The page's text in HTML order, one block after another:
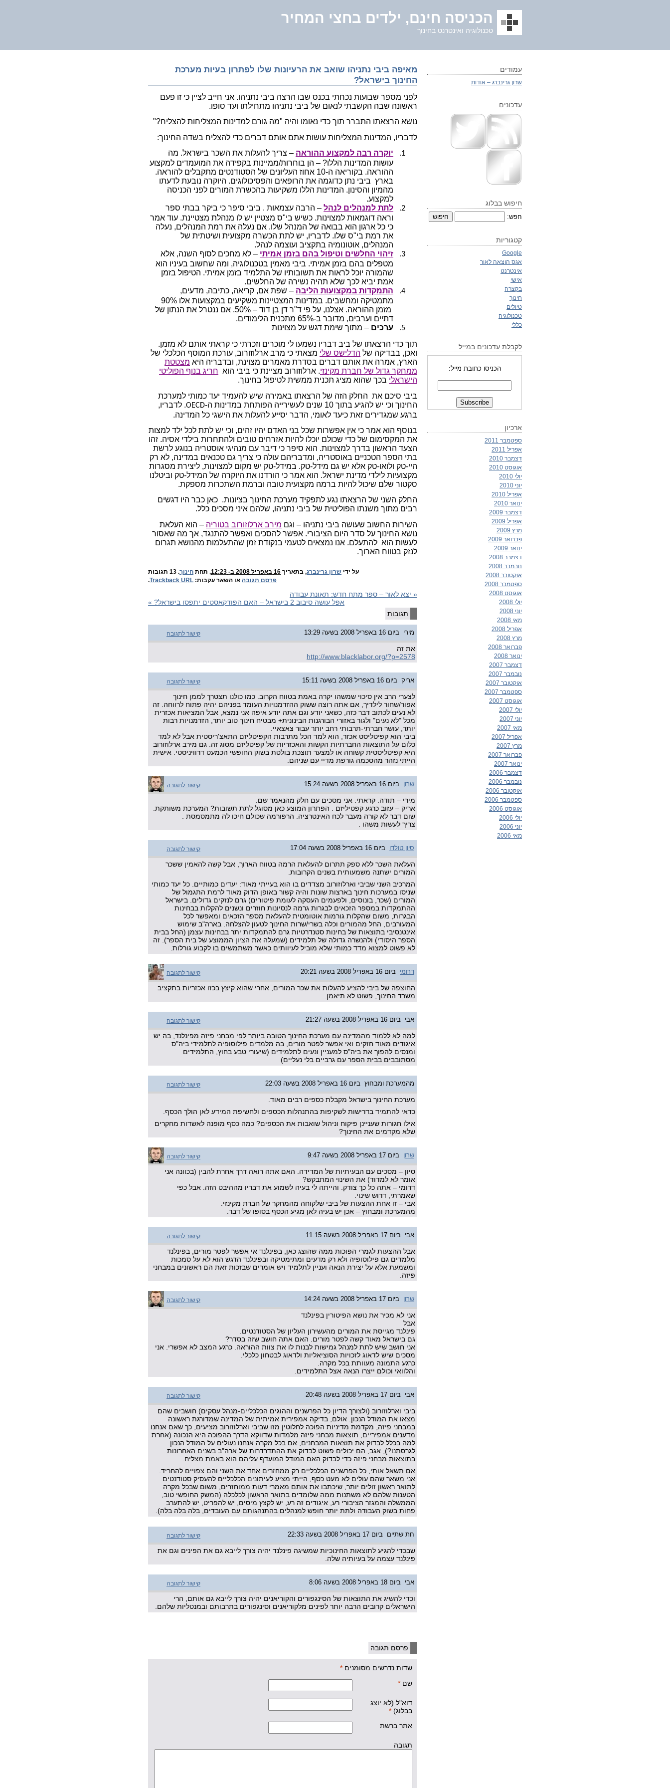
הכניסה חינם, ילדים בחצי המחיר
טכנולוגיה ואינטרנט בחינוך
מאיפה ביבי נתניהו שואב את הרעיונות שלו לפתרון בעיות מערכת
החינוך בישראל?
לפני מספר שבועות נכחתי בכנס שבו הרצה ביבי נתניהו. אני חייב לציין כי זו פעם
ראשונה שבה הקשבתי לנאום של ביבי נתניהו מתחילתו ועד סופו.
נושא הרצאתו התברר תוך כדי נאומו והיה "מה גורם למדינות המצליחות להצליח?"
לדבריו, המדינות המצליחות עושות אתם אותם דברים כדי להצליח בשדה החינוך:
1. יוקרה רבה למקצוע ההוראה – צריך להעלות את השכר בישראל. מה
עושות המדינות הללו? – הן בוחרות/ממיינות בקפידה את המועמדים למקצוע
ההוראה. בקוריאה ה-10 אחוז העליונים של הסטודנטים מתקבלים להוראה.
בארץ ביבי נתן כדוגמה את הרופאים והפסיכולוגים. היוקרה נובעת לדעתו
מהמיון והסינון. המדינות הללו משקיעות בהכשרת המורים לפני הכניסה
למקצוע.
2. לתת למנהלים לנהל – הרבה עצמאות . ביבי סיפר כי ביקר בבתי ספר
וראה דוגמאות למצוינות. כשיש בי"ס מצטיין יש לו מנהלת מצטיינת. עוד אמר
כי כל ארגון הוא בבואה של המנהל שלו. אם נעלה את רמת המנהלים, נעלה
את רמת בי"ס שלו. לדבריו, יש לתת הכשרה מקצועית ושיטתית של
המנהלים, אוטונומיה בתקציב ועוצמה לנהל.
3. זיהוי החלשים וטיפול בהם בזמן אמיתי – לא מחכים לסוף השנה, אלא
מטפלים בהם בזמן אמיתי. ביבי מאמין בטכנולוגיה, ומה שחשוב בעיניו הוא
שהמורה יוכל לראות את תשובותיו של התלמיד בזמן אמיתי. הטיפול בזמן
אמת יביא לכך שלא תהיה נשירה של החלשים.
4. התמקדות במקצועות הליבה – שפת אם, קריאה, כתיבה, מדעים,
מתמטיקה ומחשבים. במדינות המצטיינות משקיעים במקצועות אלו 90%
מזמן ההוראה. אצלנו, על פי ד"ר דן בן דוד – 50%. אם ננטרל את הנתון של
דתיים וערבים, מדובר ב-65% מתכנית הלימודים.
5. ערכים – מתוך שימת דגש על מצוינות
תוך כדי הרצאתו של ביב דבריו נשמעו לי מוכרים וזכרתי כי קראתי אותם לא מזמן.
ואכן, בבדיקה של הדלישס שלי מצאתי כי מרב ארלוזורוב, עורכת המוסף הכלכלי של
הארץ, אמרה את אותם דברים בסדרת מאמרים מצוינת, ובדבריה היא מצטטת
ממחקר גדול של חברת מקינזי. ארלוזורוב מציינת כי ביבי הוא חריג בנוף הפוליטי
הישראלי בכך שהוא מציג תכנית ממשית לטיפול בחינוך.
ביבי סיכם את החלק הזה של הרצאתו באמירה שיש להעמיד יעד כמותי למערכת
החינוך וכי יש להגיע בתוך 10 שנים לעשירייה הפותחת במדינות ה-
OECD. לדבריו,
ברגע שמגדירים זאת כיעד לאומי, הדבר יסייע להעלות את הישגי כל המדינה.
בנוסף הוא אמר כי אין אפשרות שכל בני האדם יהיו זהים, וכי יש לתת לכל ילד למצות
את המקסימום של כדי שכולם יוכלו להיות אזרחים טובים ולהתחרות בילדי אסיה. זהו
הצעד הראשון בדרך למצוינות. הוא סיפר כי דיבר עם מנהיגי אוסטריה בנוגע לרשת
בתי הספר הטכניים באוסטריה, ומדבריהם עולה כי צריך גם טכנאים במדינה, לא רק
היי-טק ולואו-טק אלא יש גם מידל-טק. במידל-טק יש מקום למצוינות, ליצירת מסגרות
מקצועיות לילדי מדינת ישראל. הוא אמר כי הורדנו את היוקרה של המידל-טק וביטלנו
סקטור שלם שיכול להיות ברמה מקצועית טובה וברמת השתכרות מספקת.
החלק השני של הרצאתו נגע לתפקיד מערכת החינוך בציונות. כאן כבר היו דגשים
רבים מתוך משנתו הפוליטית של ביבי נתניהו, שלהם איני מסכים כלל.
השירות החשוב שעושה ביבי נתניהו – וגם מירב ארלוזורוב בטוריה – הוא העלאת
נושא החינוך על סדר היום הציבורי. אפשר להסכים ואפשר להתנגד, אך מה שאסור
לעשות הוא להתעלם. אנו נמצאים לטעמי בנקודת זמן שהתעלמות מהנושא תגרום
לנזק בטווח הארוך.
על ידי שרון גרינברג, בתאריך 16 באפריל 2008 ב- 12:23 , תחת חינוך. 13 תגובות
פרסם תגובה או השאר עקבות: Trackback URL
.
« יצא לאור – ספר מתח חדש: תאונת עבודה
אפל עושה סיבוב 2 בישראל – האם הפודקאסטים יתפסו בישראל?
»
תגובות
מירי ביום 16 באפריל 2008 בשעה 13:29 קישור לתגובה
את זה
http://www.blacklabor.org/?p=2578
אריק ביום 16 באפריל 2008 בשעה 15:11 קישור לתגובה
לצערי הרב אין סיכוי שמשהו יקרה באמת בטווח הקרוב. כמו כולנו תצטרך לממן חינוך
אפור/שחור לילדיך, אם אתה רוצה ששוק ההזדמנויות העומד בפניהם יהיה פתוח לרווחה. זה
לא נעים לכתוב דבר כזה, כשאני יודע וגם אתה יודע איפה אני נמצא, אבל המציאות אכזרית
מכל "לא נעים" ולגור באזורי הבורגנות הבינונית+ מבטיח חינוך טוב יותר, הזדמנויות רבות
יותר, עושר חברתי-תרבותי רחב יותר עבור צאצאיי.
ביבי הוא קפיטליסט אכזר, הוא למד הכל מתרבות הקפיטליזם התאצ'ריסטית אבל לא למד
כלום על התוצאות החברתיות הקשות והאכזריות של קפיטליזם מסוג זה. גם מירב ארלוזורוב
היא קפיטליסטית קשוחה או למצער תוצכת בולטת בשוק החופשי הכמעט דרוויניסטי. אישית
הייתי נזהר מהסכמה גורפת מדיי עם שניהם.
שרון ביום 16 באפריל 2008 בשעה 15:24 קישור לתגובה
מירי – תודה. קראתי. אני מסכים עם חלק מהנאמר שם.
אריק – עזוב כרגע קפטיליזם . הפתרון המוצע כאן מסוגל לתת תשובות? המערכת משותקת.
שום דבר לא קורה מעבר לכח האינטרציה. הרפורמה שכולם חיכו לה מתמסמסת .
צריך לעשות משהו .
סיון טולדו ביום 16 באפריל 2008 בשעה 17:04 קישור לתגובה
העלאת השכר ללא ספק תתרום להעלאת הרמה בטווח הארוך, אבל קשה להאמין ששכר
המורים ישתנה משמעותית בשנים הקרובות.
המרכיב השני שביבי וארלוזורוב מצדדים בו הוא בעייתי מאוד: יעדים כמותיים. כל יעד כמותי
שניסו במערכות חינוך בארצות שונות והיה קשור באופן הדוק מאוד לרמת התגמול של
המורים (שכר, בונוסים, ולפעמים העסקה לעומת פיטורים) גרם לנזקים גדולים. בישראל
ההתמקדות במספר הזכאים לבגרות גרמה לנסיונות חוזרים ונשנים להקלות בבחינות
הבגרות, משום שהקלות גורמות אוטומטית להעלאת מספר הזכאים ומאפשר לכל
המעורבים, החל מהמורים וכלה בשרי/שרות החינוך לטעון להצלחה. בארה"ב שימוש
אינטנסיבי בתוצאות של בחינות סטנדרטיות גרם להתמקדות יתר בבחינות עצמן (החל בבית
הספר היסודי) ולהנשרה גדולה של תלמידים (שמעלה את הציון הממוצע של בית הספר). זה
לא פשוט למצוא מדד כמותי שלא מוביל לעיוותים כאשר משתמשים בו לקבוע גורלות.
דרומי ביום 16 באפריל 2008 בשעה 20:21 קישור לתגובה
החוצפה של ביבי להציע להעלות את שכר המורים, אחרי שהוא קיצץ בכזו אכזריות בתקציב
משרד החינוך, פשוט לא תיאמן.
אבי ביום 16 באפריל 2008 בשעה 21:27 קישור לתגובה
למה לא ללמוד מהמדינה עם מערכת החינוך הטובה ביותר לפי מבחני פיזה מפינלנד, בה יש
איגודים מאוד חזקים ואי אפשר לפטר מורים, בה מלמדים פילוסופיה לתלמידי ביה"ס
ומנסים להפוך את ביה"ס למעניין ונעים לתלמידים (שיעורי טבע בחוץ, התלמידים
מסתובבים בבית הספר עם גרביים בלי נעליים)
מהמערכת ומבחוץ ביום 16 באפריל 2008 בשעה 22:03 קישור לתגובה
מערכת החינוך בישראל מקבלת כספים רבים מאוד.
כדאי להתמיד בדרישות לשקיפות בהתנהלות הכספים ולחשיפת המידע לאן הולך הכסף.
אילו חגורות שעניינן פיקוח וניהול שואבות את הכספים? כמה כסף מופנה לאשדות מחקרים
שלא מקדמים את החינוך?
שרון ביום 17 באפריל 2008 בשעה 9:47 קישור לתגובה
סיון – מסכים עם הבעיתיות של המדידה. האם אתה רואה דרך אחרת להבין (בכוונה אני
אומר לא למדוד) את השינוי המתבקש?
דרומי – אתה כל כך צודק. והייתה לי בעיה לשמוע את דבריו מההיבט הזה. אבל כפי
שאמרתי, דרוש שינוי.
אבי – זו אחת ההצעות של ביבי שלקוחה מהמחקר של חברת מקינזי.
מהמערכת ומבחוץ – אכן יש בעיה לאן מגיע הכסף בסופו של דבר.
אבי ביום 17 באפריל 2008 בשעה 11:15 קישור לתגובה
אבל ההצעות לגמרי הפוכות ממה שהוצג כאן, בפינלנד אי אפשר לפטר מורים, בפינלנד
מלמדים גם פילוסופיה ולא רק מדעים ומתימטיקה ובפינלנד הדגש הוא לא על סמכות
ומשמעת אלא על יצירת הנאה ועניין לתלמיד ויש אומרים שבזכות זאת הם ראשונים במבחני
פיזה.
שרון ביום 17 באפריל 2008 בשעה 14:24 קישור לתגובה
אני לא מכיר את נושא הפיטורין בפינלנד
אבל
פינלנד מגייסת את המורים מהעשירון העליון של הסטודנטים.
גם בישראל מאוד קשה לפטר מורים. האם אתה חושב שזה בסדר?
אני חושב שיש לתת למנהל גמישות לבנות לו את צוות ההוראה. כרגע המצב לא אפשרי. אני
מסכים שיש לדאוג לזכויות הסוציאליות ולדאוג לבטחון כלכלי.
כרגע התמונה מעוותת בכל מקרה.
והלוואי וכולם ייצרו הנאה אצל התלמידים.
אבי ביום 17 באפריל 2008 בשעה 20:48 קישור לתגובה
ביבי וארלוזורוב (ולצורך הדיון כל הפרשנים וההוגים הכלכליים-מנהל עסקים) חושבים שהם
מצאו את המודל הנכון. אולם, בדיקה אמפירית אמיתית של המדינה שמדורגת ראשונה
במבחני פיזה, מקדמת מדיניות הפוכה לחלוטין מזו שביבי וארלוזורוב מציעים, כך שאם אנחנו
מדענים אמפיריים, תוצאות מבחני פיזה מלמדות שדווקא הדרך ההפוכה היא הנכונה (אחרת
למה בכלל לבדוק את תוצאות המבחנים, אם בכל מקרה אנחנו נעולים על המודל הנכון
לגרסתנו?), אגב, הם יכולים פשוט לבדוק את ההתדרדרות של ארה"ב בשנים האחרונות
בתוצאות מבחני פיזה כדי לבדוק האם המודל המועדף עליהם הוא באמת מצליח.
אם תשאל אותי, כל הפרשנים הכלכליים רק ממחזרים אחד את השני והם צפויים להחריד.
אני משאר שהם עולים לא מעט כסף, הייתי מציע לעיתונים הכלכליים להעסיק סטודנטים
לתואר ראשון זולים יותר, שיכתבו את אותם מאמרי דעות ממוחזרים, משום שבכל מקרה
הטענות שלהם לא משתנות ממה שלומדים בתואר הראשון לכלכלה (המשק החופשי טוב,
הממשלה והמגזר הציבורי רע, איגודים זה רע, יש לקצץ מיסים, יש להפריט, יש להתערב
פחות בשוק העבודה ולתת יותר חופש למנהלים בהתנהגותם עם העובדים, בלה בלה בלה).
חת שתיים ביום 17 באפריל 2008 בשעה 22:33 קישור לתגובה
שבכדי להגיע לתוצאות החינוכיות שמשיגה פינלנד יהיה צורך לייבא גם את הפינים וגם את
פינלנד עצמה על בעיותיה שלה.
אבי ביום 18 באפריל 2008 בשעה 8:06 קישור לתגובה
וכדי להשיג את התוצאות של הסינגפורים והקוריאנים יהיה צורך לייבא גם אותם, הרי
הישראלים קרובים הרבה יותר לפינים מלקוריאנים וסינגפורים בתרבותם ובמנטליות שלהם.
פרסם תגובה
שדות נדרשים מסומנים *
שם *
דוא"ל (לא יוצג
בבלוג) *
אתר ברשת
תגובה
עמודים
שרון גרינברג – אודות
עדכונים
חיפוש בבלוג
חפש:
קטגוריות
Google
אגס הוצאה לאור
אינטרנט
אישי
בקצרה
חינוך
טיולים
טכנולוגיה
כללי
לקבלת עדכונים במייל
הכניסו כתובת מייל:
ארכיון
ספטמבר 2011
אפריל 2011
דצמבר 2010
אוגוסט 2010
יולי 2010
יוני 2010
אפריל 2010
ינואר 2010
דצמבר 2009
אפריל 2009
מרץ 2009
פברואר 2009
ינואר 2009
דצמבר 2008
נובמבר 2008
אוקטובר 2008
ספטמבר 2008
אוגוסט 2008
יולי 2008
יוני 2008
מאי 2008
אפריל 2008
מרץ 2008
פברואר 2008
ינואר 2008
דצמבר 2007
נובמבר 2007
אוקטובר 2007
ספטמבר 2007
אוגוסט 2007
יולי 2007
יוני 2007
מאי 2007
אפריל 2007
מרץ 2007
פברואר 2007
ינואר 2007
דצמבר 2006
נובמבר 2006
אוקטובר 2006
ספטמבר 2006
אוגוסט 2006
יולי 2006
יוני 2006
מאי 2006